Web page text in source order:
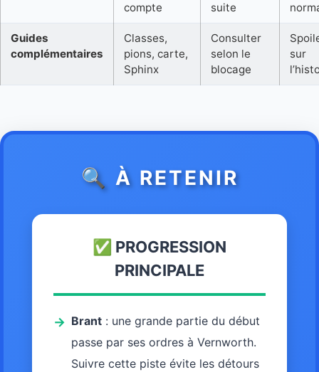
compte
suite
Guides
complémentaires
Classes,
pions, carte,
Sphinx
Consulter
selon le
blocage
sur
🔍 À RETENIR
✅ PROGRESSION
PRINCIPALE
→ Brant : une grande partie du début
passe par ses ordres à Vernworth.
Suivre cette piste évite les détours